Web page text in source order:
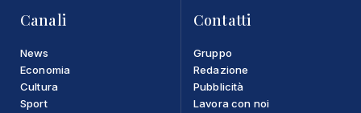
Canali
News
Economia
Cultura
Sport
Contatti
Gruppo
Redazione
Pubblicità
Lavora con noi